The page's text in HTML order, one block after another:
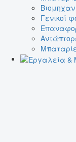
Γενικοί